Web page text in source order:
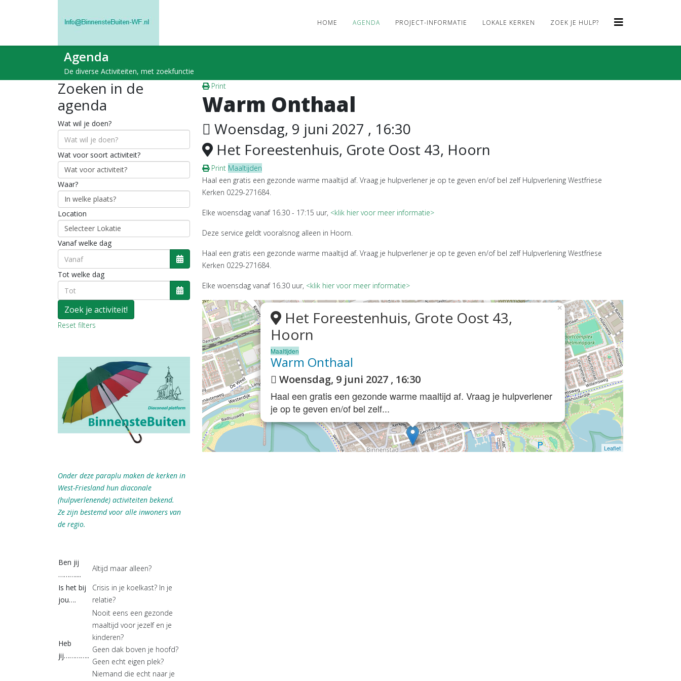
HOME AGENDA PROJECT-INFORMATIE LOKALE KERKEN ZOEK JE HULP?
Agenda
De diverse Activiteiten, met zoekfunctie
Zoeken in de
agenda
Wat wil je doen?
Wat voor soort activiteit?
Waar?
Location
Vanaf welke dag
Open de kalender
Tot welke dag
Open de kalender
Reset filters
Onder deze paraplu maken de kerken in
West-Friesland hun diaconale
(hulpverlenende) activiteiten bekend.
Ze zijn bestemd voor alle inwoners van
de regio.
Ben jij
………....
Altijd maar alleen?
Is het bij
jou….
Crisis in je koelkast? In je
relatie?
Heb
jij…………..
Nooit eens een gezonde
maaltijd voor jezelf en je
kinderen?
Geen dak boven je hoofd?
Geen echt eigen plek?
Niemand die echt naar je
Print
Warm Onthaal
Woensdag, 9 juni 2027 , 16:30
Het Foreestenhuis, Grote Oost 43, Hoorn
Print Maaltijden
Haal een gratis een gezonde warme maaltijd af. Vraag je hulpverlener je op te geven en/of bel zelf Hulpverlening Westfriese
Kerken 0229-271684.
Elke woensdag vanaf 16.30 - 17:15 uur, <klik hier voor meer informatie>
Deze service geldt vooralsnog alleen in Hoorn.
Haal een gratis een gezonde warme maaltijd af. Vraag je hulpverlener je op te geven en/of bel zelf Hulpverlening Westfriese
Kerken 0229-271684.
Elke woensdag vanaf 16.30 uur, <klik hier voor meer informatie>
Het Foreestenhuis, Grote Oost 43,
Hoorn
Maaltijden
Warm Onthaal
Woensdag, 9 juni 2027 , 16:30
Haal een gratis een gezonde warme maaltijd af. Vraag je hulpverlener
je op te geven en/of bel zelf...
×
Leaflet